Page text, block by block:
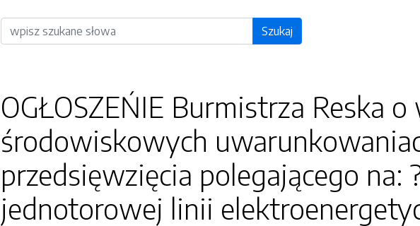
Wyszukiwarka Szukaj
OGŁOSZEŃIE Burmistrza Reska
środowiskowych
przedsięwzięcia polegającego
jednotorowej linii